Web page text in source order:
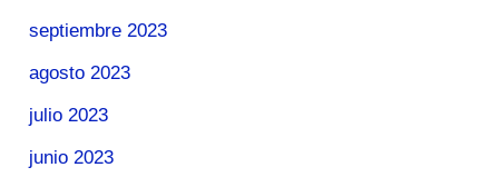
septiembre 2023
agosto 2023
julio 2023
junio 2023